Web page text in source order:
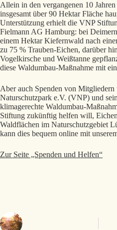
Allein in den vergangenen 10
insgesamt über 90 Hektar Fläche
Unterstützung erhielt die VNP
Fielmann AG Hamburg: bei
einem Hektar Kiefernwald nach
zu 75 % Trauben-Eichen, darüber
Vogelkirsche und Weißtanne
diese Waldumbau-Maßnahme mit
Aber auch Spenden von Mitgliedern
Naturschutzpark e.V. (VNP) und
klimagerechte Waldumbau-
Stiftung zukünftig helfen will,
Waldflächen im Naturschutzgebiet
kann dies bequem online mit
Zur Seite „Spenden und Helfen“